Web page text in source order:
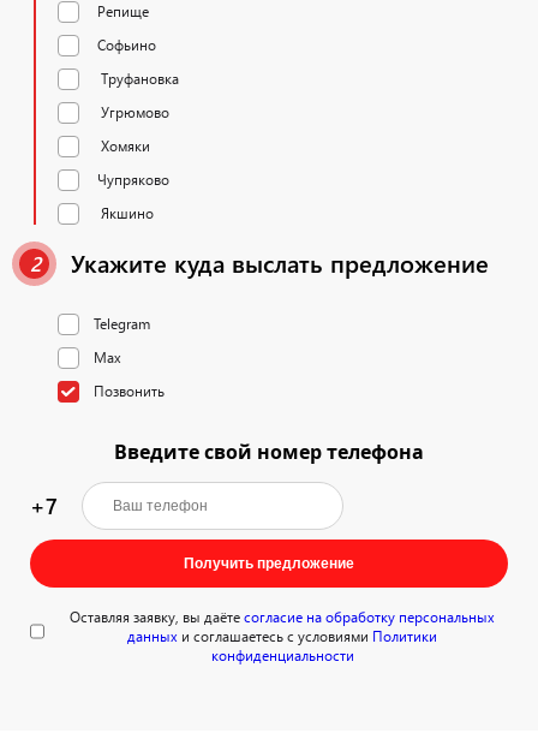
Репище
Софьино
Труфановка
Угрюмово
Хомяки
Чупряково
Якшино
2 Укажите куда выслать предложение
Telegram
Max
Позвонить
Введите свой номер телефона
+7
Получить предложение
Оставляя заявку, вы даётесогласие на обработку персональных
данных и соглашаетесь с условиями Политики
конфиденциальности